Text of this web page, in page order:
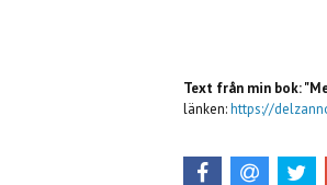
Text från min bok:
länken:https://